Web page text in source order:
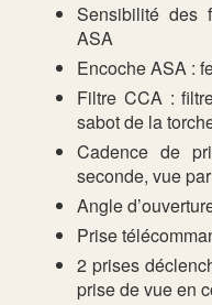
Sensibilité des
ASA
Encoche ASA :
Filtre CCA :
sabot de la
Cadence de
seconde, vue
Angle
Prise
2 prises
prise de vue en